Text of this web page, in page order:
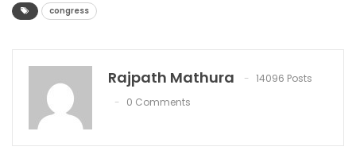
congress
Rajpath Mathura
14096 Posts
0 Comments